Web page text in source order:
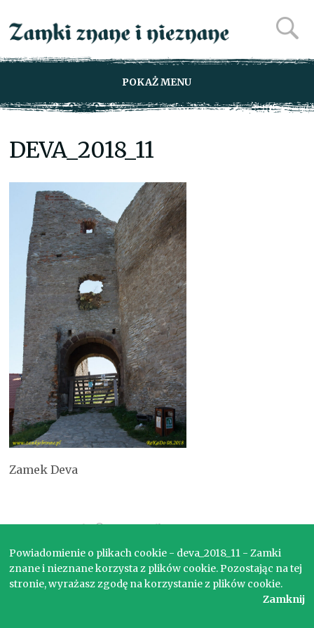
POKAŻ MENU
DEVA_2018_11
Zamek Deva
Copyright © 2017. Wszelkie prawa zastrzeżone.
Powiadomienie o plikach cookie - deva_2018_11 - Zamki
znane i nieznane korzysta z plików cookie. Pozostając na tej
stronie, wyrażasz zgodę na korzystanie z plików cookie.
Zamknij